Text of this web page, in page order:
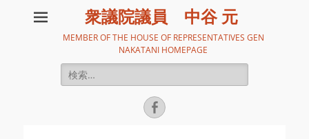
衆議院議員 中谷 元
MEMBER OF THE HOUSE OF REPRESENTATIVES GEN
NAKATANI HOMEPAGE
検
索:
Facebook